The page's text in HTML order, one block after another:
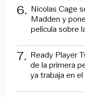
6. Nicolas Cage
Madden y
película sobre
7. Ready Player
de la primera
ya trabaja en el